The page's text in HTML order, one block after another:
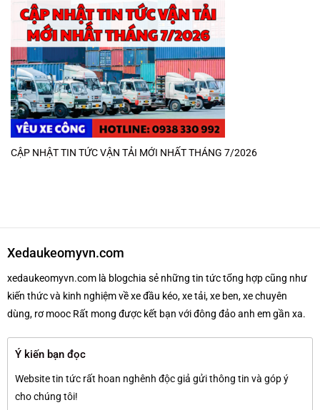
CẬP NHẬT TIN TỨC VẬN TẢI MỚI NHẤT THÁNG 7/2026
Xedaukeomyvn.com
xedaukeomyvn.com là blogchia sẻ những tin tức tổng hợp cũng như
kiến thức và kinh nghiệm về xe đầu kéo, xe tải, xe ben, xe chuyên
dùng, rơ mooc Rất mong được kết bạn với đông đảo anh em gần xa.
Ý kiến bạn đọc
Website tin tức rất hoan nghênh độc giả gửi thông tin và góp ý
cho chúng tôi!